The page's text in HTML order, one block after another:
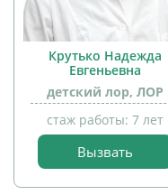
прием
Крутько Надежда
Евгеньевна
детский лор, ЛОР
стаж работы: 7 лет
Вызвать